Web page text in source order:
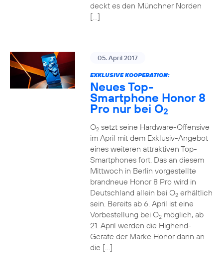
deckt es den Münchner Norden
[…]
05. April 2017
EXKLUSIVE KOOPERATION:
Neues Top-
Smartphone Honor 8
Pro nur bei O2
O2setzt seine Hardware-Offensive
im April mit dem Exklusiv-Angebot
eines weiteren attraktiven Top-
Smartphones fort. Das an diesem
Mittwoch in Berlin vorgestellte
brandneue Honor 8 Pro wird in
Deutschland allein bei O2erhältlich
sein. Bereits ab 6. April ist eine
Vorbestellung bei O2möglich, ab
21. April werden die Highend-
Geräte der Marke Honor dann an
die […]